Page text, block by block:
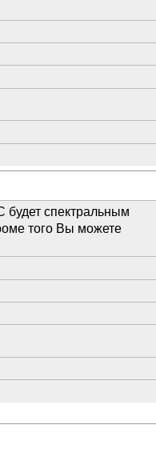
будет спектральным
того Вы можете